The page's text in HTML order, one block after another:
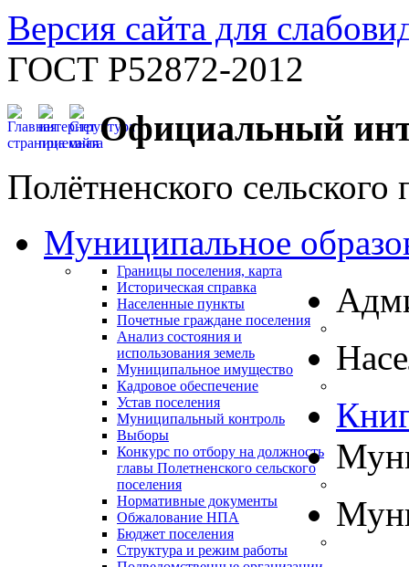
Версия сайта для
ГОСТ Р52872-2012
Официальный
Полётненского сельского
Муниципальное
Границы поселения, карта
Историческая справка
Населенные пункты
Почетные граждане поселения
Анализ состояния и
использования земель
Муниципальное имущество
Кадровое обеспечение
Устав поселения
Муниципальный контроль
Выборы
Конкурс по отбору на должность
главы Полетненского сельского
поселения
Нормативные документы
Обжалование НПА
Бюджет поселения
Структура и режим работы